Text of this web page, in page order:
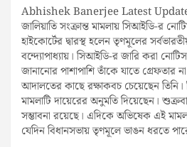
Abhishek Banerjee Latest Update:
জালিয়াতি সংক্রান্ত মামলায় সিআইডি-র
হাইকোর্টের দ্বারস্থ হলেন তৃণমূলের
বন্দ্যোপাধ্যায়। সিআইডি-র জারি করা
জানানোর পাশাপাশি তাঁকে যাতে গ্রেফতার
আদালতের কাছে রক্ষাকবচ চেয়েছেন তিনি।
মামলাটি দায়েরের অনুমতি দিয়েছেন।
সম্ভাবনা রয়েছে। এদিকে অভিষেক এই
যেদিন বিধানসভায় তৃণমূলে ভাঙন ধরতে